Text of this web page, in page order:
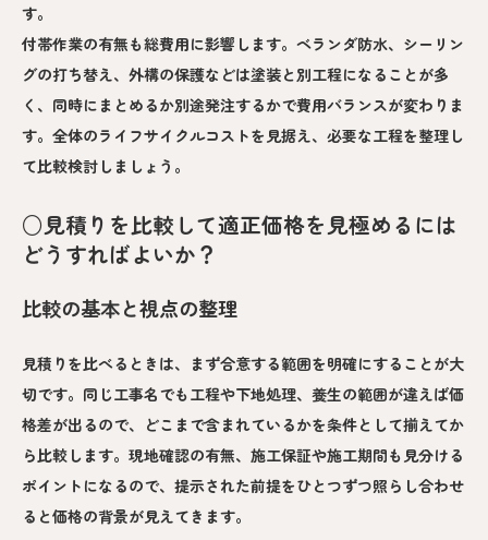
す。
付帯作業の有無も総費用に影響します。ベランダ防水、シーリン
グの打ち替え、外構の保護などは塗装と別工程になることが多
く、同時にまとめるか別途発注するかで費用バランスが変わりま
す。全体のライフサイクルコストを見据え、必要な工程を整理し
て比較検討しましょう。
○見積りを比較して適正価格を見極めるには
どうすればよいか？
比較の基本と視点の整理
見積りを比べるときは、まず合意する範囲を明確にすることが大
切です。同じ工事名でも工程や下地処理、養生の範囲が違えば価
格差が出るので、どこまで含まれているかを条件として揃えてか
ら比較します。現地確認の有無、施工保証や施工期間も見分ける
ポイントになるので、提示された前提をひとつずつ照らし合わせ
ると価格の背景が見えてきます。